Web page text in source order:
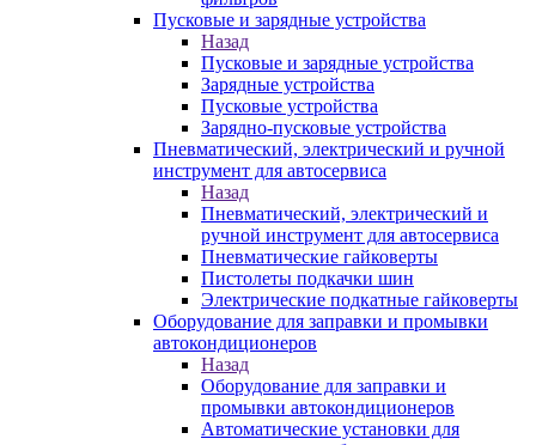
Пусковые и зарядные устройства
Назад
Пусковые и зарядные устройства
Зарядные устройства
Пусковые устройства
Зарядно-пусковые устройства
Пневматический, электрический и ручной
инструмент для автосервиса
Назад
Пневматический, электрический и
ручной инструмент для автосервиса
Пневматические гайковерты
Пистолеты подкачки шин
Электрические подкатные гайковерты
Оборудование для заправки и промывки
автокондиционеров
Назад
Оборудование для заправки и
промывки автокондиционеров
Автоматические установки для